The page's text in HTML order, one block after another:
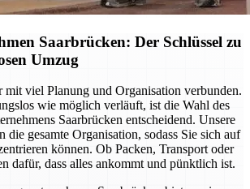
Saarbrücken: Der Schlüssel zu
Umzug
viel Planung und Organisation verbunden.
wie möglich verläuft, ist die Wahl des
Saarbrücken entscheidend. Unsere
die gesamte Organisation, sodass Sie sich auf
können. Ob Packen, Transport oder
dafür, dass alles ankommt und pünktlich ist.